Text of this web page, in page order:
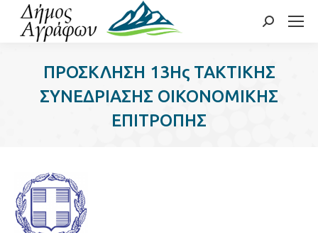
Search:
ΠΡΟΣΚΛΗΣΗ 13Ης ΤΑΚΤΙΚΗΣ
ΣΥΝΕΔΡΙΑΣΗΣ ΟΙΚΟΝΟΜΙΚΗΣ
ΕΠΙΤΡΟΠΗΣ